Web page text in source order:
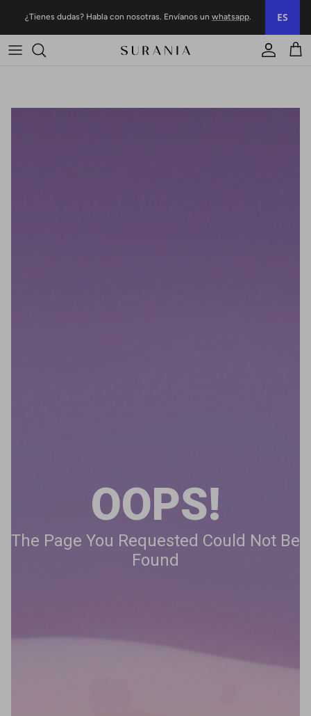
¿Tienes dudas? Habla con nosotras. Envíanos un whatsapp. ES
Cuenta
OOPS!
The Page You Requested Could Not Be
Found